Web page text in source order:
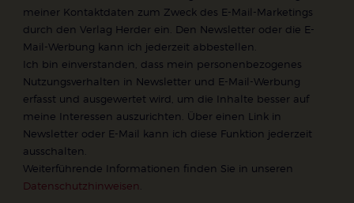
meiner Kontaktdaten zum Zweck des E-Mail-Marketings
durch den Verlag Herder ein. Den Newsletter oder die E-
Mail-Werbung kann ich jederzeit abbestellen.
Ich bin einverstanden, dass mein personenbezogenes
Nutzungsverhalten in Newsletter und E-Mail-Werbung
erfasst und ausgewertet wird, um die Inhalte besser auf
meine Interessen auszurichten. Über einen Link in
Newsletter oder E-Mail kann ich diese Funktion jederzeit
ausschalten.
Weiterführende Informationen finden Sie in unseren
Datenschutzhinweisen